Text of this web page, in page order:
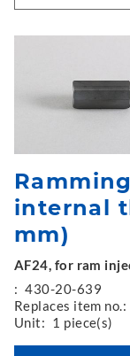
internal
mm)
AF24, for ram
: 430-20-639
Replaces item no.:
Unit: 1 piece(s)